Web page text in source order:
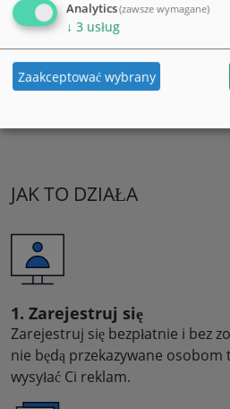
Zaloguj się
JAK TO DZIAŁA
1. Zarejestruj się
Zarejestruj się bezpłatnie i bez
nie będą przekazywane
wysyłać Ci reklam.
Analytics(zawsze wymagane)
↓ 3 usług
Zaakceptować wybrany